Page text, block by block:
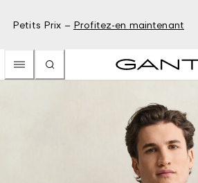
Petits Prix – Profitez-en maintenant